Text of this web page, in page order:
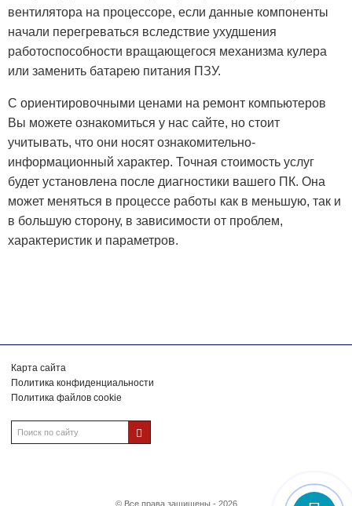
вентилятора на процессоре, если данные компоненты
начали перегреваться вследствие ухудшения
работоспособности вращающегося механизма кулера
или заменить батарею питания ПЗУ.
С ориентировочными ценами на ремонт компьютеров
Вы можете ознакомиться у нас сайте, но стоит
учитывать, что они носят ознакомительно-
информационный характер. Точная стоимость услуг
будет установлена после диагностики вашего ПК. Она
может меняться в процессе работы как в меньшую, так и
в большую сторону, в зависимости от проблем,
характеристик и параметров.
Карта сайта
Политика конфиденциальности
Политика файлов cookie
© Все права защищены - 2026